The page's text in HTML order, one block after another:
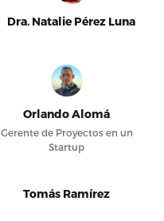
Dra. Natalie Pérez Luna
Orlando Alomá
Gerente de Proyectos en un
Startup
Tomás Ramírez